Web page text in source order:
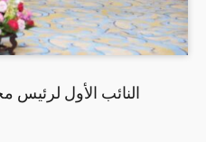
النائب الأول لرئيس